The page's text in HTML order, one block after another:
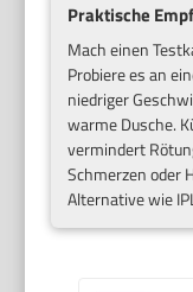
Praktische
Mach einen
Probiere es an
niedriger
warme Dusche.
vermindert
Schmerzen oder
Alternative wie